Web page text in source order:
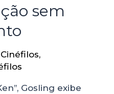
sem
Cinéfilos,
Gosling exibe